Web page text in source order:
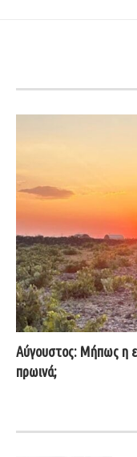
Αύγουστος: Μήπως η
πρωινά;